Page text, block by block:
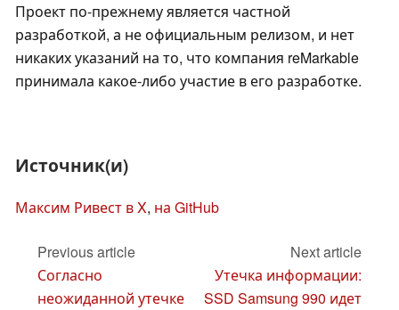
Проект по-прежнему является частной
разработкой, а не официальным релизом, и нет
никаких указаний на то, что компания reMarkable
принимала какое-либо участие в его разработке.
Источник(и)
Максим Ривест в X, на GitHub
Previous article
Согласно
неожиданной утечке
Next article
Утечка информации:
SSD Samsung 990 идет